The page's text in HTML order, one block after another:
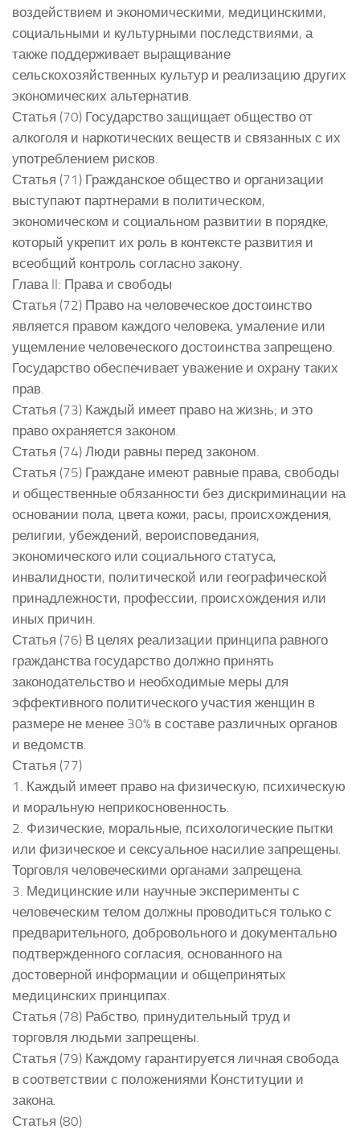
воздействием и экономическими, медицинскими,
социальными и культурными последствиями, а
также поддерживает выращивание
сельскохозяйственных культур и реализацию других
экономических альтернатив.
Статья (70) Государство защищает общество от
алкоголя и наркотических веществ и связанных с их
употреблением рисков.
Статья (71) Гражданское общество и организации
выступают партнерами в политическом,
экономическом и социальном развитии в порядке,
который укрепит их роль в контексте развития и
всеобщий контроль согласно закону.
Глава II: Права и свободы
Статья (72) Право на человеческое достоинство
является правом каждого человека, умаление или
ущемление человеческого достоинства запрещено.
Государство обеспечивает уважение и охрану таких
прав.
Статья (73) Каждый имеет право на жизнь; и это
право охраняется законом.
Статья (74) Люди равны перед законом.
Статья (75) Граждане имеют равные права, свободы
и общественные обязанности без дискриминации на
основании пола, цвета кожи, расы, происхождения,
религии, убеждений, вероисповедания,
экономического или социального статуса,
инвалидности, политической или географической
принадлежности, профессии, происхождения или
иных причин.
Статья (76) В целях реализации принципа равного
гражданства государство должно принять
законодательство и необходимые меры для
эффективного политического участия женщин в
размере не менее 30% в составе различных органов
и ведомств.
Статья (77)
1. Каждый имеет право на физическую, психическую
и моральную неприкосновенность.
2. Физические, моральные, психологические пытки
или физическое и сексуальное насилие запрещены.
Торговля человеческими органами запрещена.
3. Медицинские или научные эксперименты с
человеческим телом должны проводиться только с
предварительного, добровольного и документально
подтвержденного согласия, основанного на
достоверной информации и общепринятых
медицинских принципах.
Статья (78) Рабство, принудительный труд и
торговля людьми запрещены.
Статья (79) Каждому гарантируется личная свобода
в соответствии с положениями Конституции и
закона.
Статья (80)